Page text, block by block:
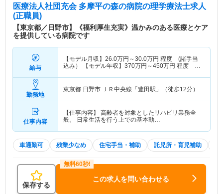
医療法人社団充会 多摩平の森の病院の理学療法士求人
(正職員)
【東京都／日野市】《福利厚生充実》温かみのある医療とケア
を提供している病院です
給与
【モデル月収】 26.0万円～30.0万円 程度 (諸手当
込み） 【モデル年収】 370万円～450万円 程度
勤務地
東京都 日野市 ＪＲ中央線「豊田駅」（徒歩12分）
仕事内容
【仕事内容】 高齢者を対象としたリハビリ業務全
般。 日常生活を行う上での基本動…
車通勤可 残業少なめ 住宅手当・補助 託児所・育児補助
保存する
この求人を問い合わせる